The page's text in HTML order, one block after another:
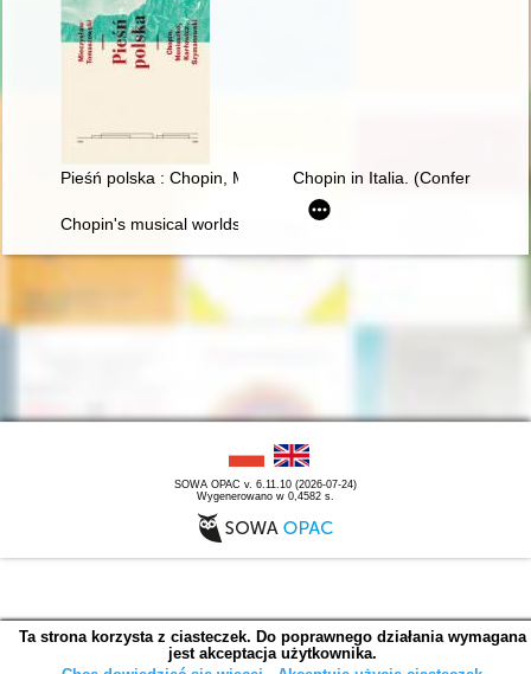
Pieśń polska : Chopin, Moniuszko, Karłowicz, Szymanowski :
Chopin in Italia. (Conferenze
Chopin's musical worlds the 1840's
SOWA OPAC v. 6.11.10 (2026-07-24)
Wygenerowano w 0,4582 s.
Ta strona korzysta z ciasteczek. Do poprawnego działania wymagana
jest akceptacja użytkownika.